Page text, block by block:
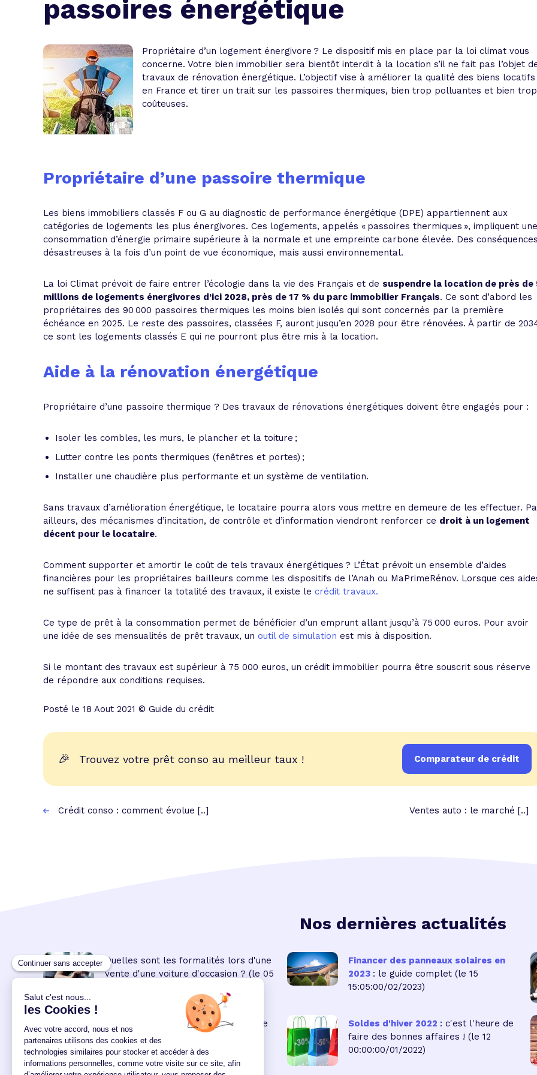
L'acte de vente et le remboursement
Tous les outils prêt immobilier
Profitez de notre expertise au meilleur taux !
Trouvez votre prêt conso au meilleur taux !
Bénéficiez de notre expertise en regroupement de crédits
passoires énergétique
Propriétaire d’un logement énergivore ? Le dispositif mis en place par la loi climat vous
concerne. Votre bien immobilier sera bientôt interdit à la location s’il ne fait pas l’objet
travaux de rénovation énergétique. L’objectif vise à améliorer la qualité des biens locatifs
en France et tirer un trait sur les passoires thermiques, bien trop polluantes et bien trop
coûteuses.
Propriétaire d’une passoire thermique
Les biens immobiliers classés F ou G au diagnostic de performance énergétique (DPE) appartiennent aux
catégories de logements les plus énergivores. Ces logements, appelés « passoires thermiques », impliquent une
consommation d’énergie primaire supérieure à la normale et une empreinte carbone élevée. Des
désastreuses à la fois d’un point de vue économique, mais aussi environnemental.
La loi Climat prévoit de faire entrer l’écologie dans la vie des Français et de suspendre la location de près de
millions de logements énergivores d’ici 2028, près de 17 % du parc immobilier Français. Ce sont d’abord les
propriétaires des 90 000 passoires thermiques les moins bien isolés qui sont concernés par la première
échéance en 2025. Le reste des passoires, classées F, auront jusqu’en 2028 pour être rénovées. À partir de
ce sont les logements classés E qui ne pourront plus être mis à la location.
Aide à la rénovation énergétique
Propriétaire d’une passoire thermique ? Des travaux de rénovations énergétiques doivent être engagés pour :
Isoler les combles, les murs, le plancher et la toiture ;
Lutter contre les ponts thermiques (fenêtres et portes) ;
Installer une chaudière plus performante et un système de ventilation.
Sans travaux d’amélioration énergétique, le locataire pourra alors vous mettre en demeure de les effectuer.
ailleurs, des mécanismes d’incitation, de contrôle et d’information viendront renforcer ce droit à un logement
décent pour le locataire.
Comment supporter et amortir le coût de tels travaux énergétiques ? L’État prévoit un ensemble d’aides
financières pour les propriétaires bailleurs comme les dispositifs de l’Anah ou MaPrimeRénov. Lorsque ces
ne suffisent pas à financer la totalité des travaux, il existe le crédit travaux.
Ce type de prêt à la consommation permet de bénéficier d’un emprunt allant jusqu’à 75 000 euros. Pour avoir
une idée de ses mensualités de prêt travaux, un outil de simulation est mis à disposition.
Si le montant des travaux est supérieur à 75 000 euros, un crédit immobilier pourra être souscrit sous réserve
de répondre aux conditions requises.
Posté le 18 Aout 2021 © Guide du crédit
🎉 Trouvez votre prêt conso au meilleur taux ! Comparateur de crédit
Crédit conso : comment évolue [..] Ventes auto : le marché [..]
Nos dernières actualités
Quelles sont les formalités lors d'une
vente d'une voiture d'occasion ? (le 05
Financer des panneaux solaires en
2023 : le guide complet (le 15
15:05:00/02/2023)
: les modalités de ce
crédit à la consommation
00:00:00/02/2022)
Soldes d'hiver 2022 : c'est l'heure de
faire des bonnes affaires ! (le 12
00:00:00/01/2022)